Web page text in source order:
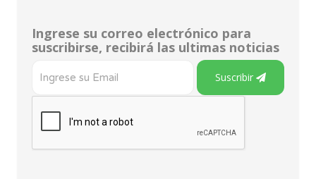
Ingrese su correo electrónico para
suscribirse, recibirá las ultimas noticias
Suscribir